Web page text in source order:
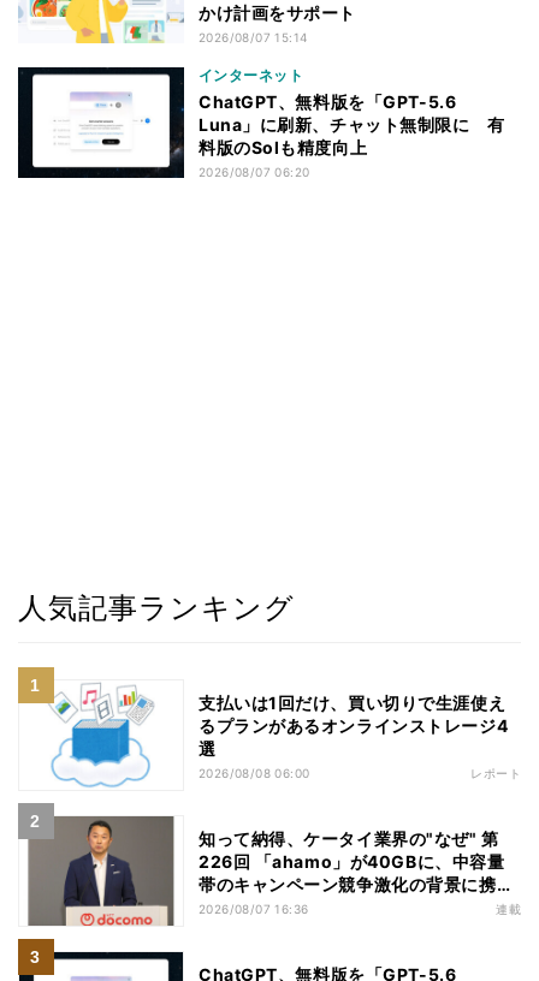
かけ計画をサポート
2026/08/07 15:14
インターネット
ChatGPT、無料版を「GPT-5.6
Luna」に刷新、チャット無制限に 有
料版のSolも精度向上
2026/08/07 06:20
人気記事ランキング
支払いは1回だけ、買い切りで生涯使え
るプランがあるオンラインストレージ4
選
2026/08/08 06:00 レポート
知って納得、ケータイ業界の"なぜ" 第
226回 「ahamo」が40GBに、中容量
帯のキャンペーン競争激化の背景に携帯
各社の“迷い”あり
2026/08/07 16:36 連載
ChatGPT、無料版を「GPT-5.6